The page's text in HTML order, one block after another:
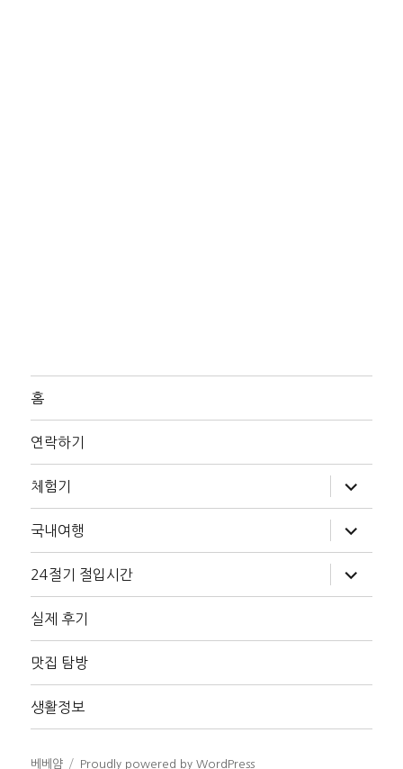
홈
연락하기
체험기
위
메
확
장
국내여행
위
메
확
장
24절기 절입시간
위
메
장
실제 후기
맛집 탐방
생활정보
베베얌 Proudly powered by WordPress